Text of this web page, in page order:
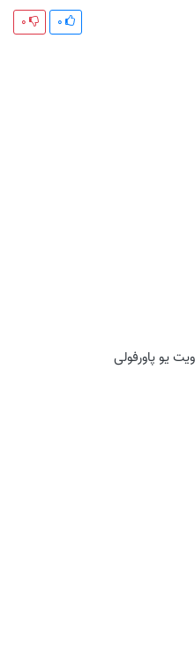
یو پاورفولی